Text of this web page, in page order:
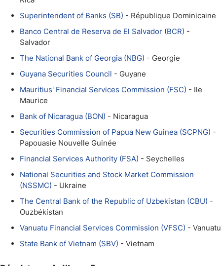
Superintendent of Banks (SB) - République Dominicaine
Banco Central de Reserva de El Salvador (BCR) -
Salvador
The National Bank of Georgia (NBG) - Georgie
Guyana Securities Council - Guyane
Mauritius' Financial Services Commission (FSC) - Ile
Maurice
Bank of Nicaragua (BON) - Nicaragua
Securities Commission of Papua New Guinea (SCPNG) -
Papouasie Nouvelle Guinée
Financial Services Authority (FSA) - Seychelles
National Securities and Stock Market Commission
(NSSMC) - Ukraine
The Central Bank of the Republic of Uzbekistan (CBU) -
Ouzbékistan
Vanuatu Financial Services Commission (VFSC) - Vanuatu
State Bank of Vietnam (SBV) - Vietnam